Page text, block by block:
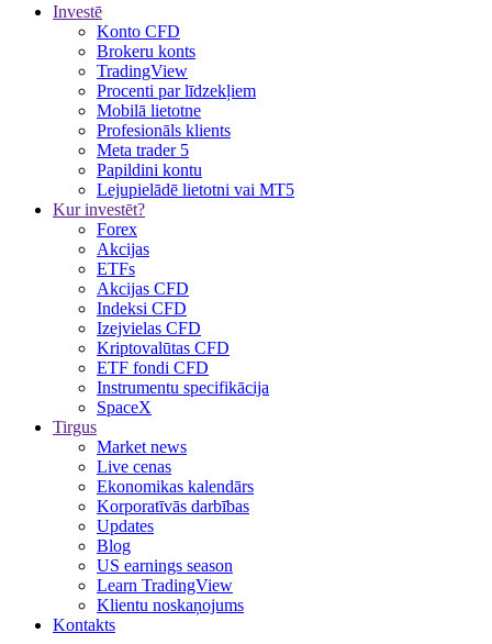
Investē
Konto CFD
Brokeru konts
TradingView
Procenti par līdzekļiem
Mobilā lietotne
Profesionāls klients
Meta trader 5
Papildini kontu
Lejupielādē lietotni vai MT5
Kur investēt?
Forex
Akcijas
ETFs
Akcijas CFD
Indeksi CFD
Izejvielas CFD
Kriptovalūtas CFD
ETF fondi CFD
Instrumentu specifikācija
SpaceX
Tirgus
Market news
Live cenas
Ekonomikas kalendārs
Korporatīvās darbības
Updates
Blog
US earnings season
Learn TradingView
Klientu noskaņojums
Kontakts